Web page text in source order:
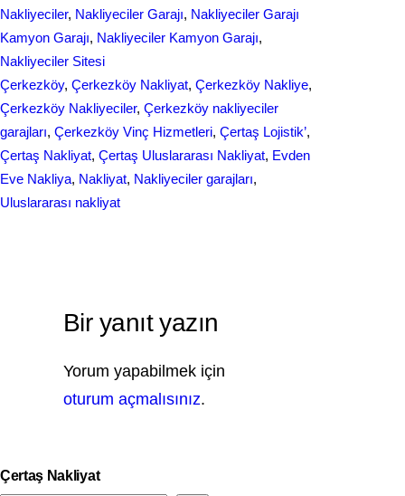
o
o
k
d
I
n
e
Nakliyeciler, Nakliyeciler Garajı, Nakliyeciler Garajı
Kamyon Garajı, Nakliyeciler Kamyon Garajı
Nakliyeciler Sitesi
Çerkezköy, Çerkezköy Nakliyat, Çerkezköy Nakliye
Çerkezköy Nakliyeciler, Çerkezköy nakliyeciler
garajları, Çerkezköy Vinç Hizmetleri, Çertaş Lojistik’
Çertaş Nakliyat, Çertaş Uluslararası Nakliyat, Evden
Eve Nakliya, Nakliyat, Nakliyeciler garajları
Uluslararası nakliyat
Bir yanıt yazın
Yorum yapabilmek için
oturum açmalısınız.
Çertaş Nakliyat